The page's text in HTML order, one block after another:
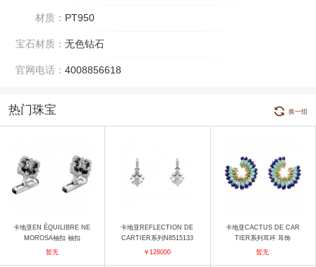
材质： PT950
宝石材质： 无色钻石
官网电话： 4008856618
热门珠宝 换一组
卡地亚EN ÉQUILIBRE NE
MOROSA袖扣 袖扣
暂无
卡地亚REFLECTION DE
CARTIER系列N8515133
耳饰
￥128000
卡地亚CACTUS DE CAR
TIER系列耳环 耳饰
暂无